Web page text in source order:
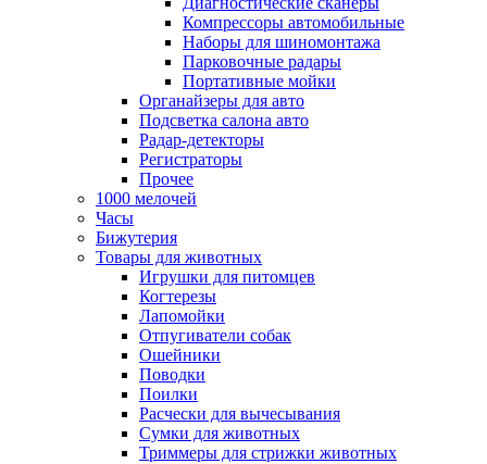
Компрессоры автомобильные
Наборы для шиномонтажа
Парковочные радары
Портативные мойки
Органайзеры для авто
Подсветка салона авто
Радар-детекторы
Регистраторы
Прочее
1000 мелочей
Часы
Бижутерия
Товары для животных
Игрушки для питомцев
Когтерезы
Лапомойки
Отпугиватели собак
Ошейники
Поводки
Поилки
Расчески для вычесывания
Сумки для животных
Триммеры для стрижки животных